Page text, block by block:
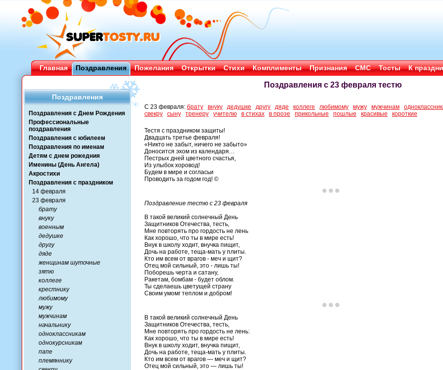
Главная Поздравления Пожелания Открытки Стихи Комплименты Признания СМС Тосты К
Поздравления
Поздравления с Днем Рождения
Профессиональные
поздравления
Поздравления с юбилеем
Поздравления по именам
Детям с днем рожедния
Именины (День Ангела)
Акростихи
Поздравления с праздником
14 февраля
23 февраля
брату
внуку
военным
дедушке
другу
дяде
женщинам шуточные
зятю
коллеге
крестнику
любимому
мужу
мужчинам
начальнику
одноклассникам
однокурсникам
папе
племяннику
Поздравления с 23 февраля тестю
С 23 февраля: брату внуку дедушке другу дяде коллеге любимому мужу мужчинам
свекру
сыну тренеру учителю в стихах в прозе прикольные пошлые красивые короткие
Тестя с праздником защиты!
Двадцать третье февраля!
«Никто не забыт, ничего не забыто»
Доносится эхом из календаря…
Пестрых дней цветного счастья,
Из улыбок хоровод!
Будем в мире и согласьи
Проводить за годом год! ©
Поздравление тестю с 23 февраля
В такой великий солнечный День
Защитников Отечества, тесть,
Мне повторять про гордость не лень
Как хорошо, что ты в мире есть!
Внук в школу ходит, внучка пищит,
Дочь на работе, теща-мать у плиты.
Кто им всем от врагов - меч и щит?
Отец мой сильный, это - лишь ты!
Поборешь черта и сатану,
Ракетам, бомбам - будет облом.
Ты сделаешь цветущей страну
Своим умомг теплом и добром!
В такой великий солнечный День
Защитников Отечества, тесть,
Мне повторять про гордость не лень:
Как хорошо, что ты в мире есть!
Внук в школу ходит, внучка пищит,
Дочь на работе, теща-мать у плиты.
Кто им всем от врагов — меч и щит?
Отец мой сильный, это — лишь ты!